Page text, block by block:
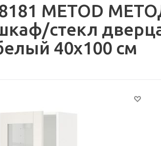
METOD
стекл
40x100 см